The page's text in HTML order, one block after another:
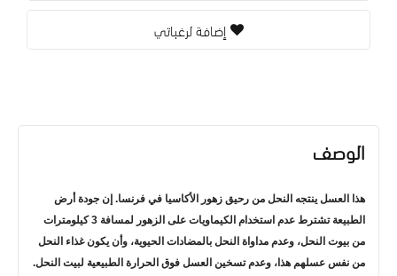
إضافة لرغباتي
الوصف
هذا العسل ينتجه النحل من رحيق زهور الأكاسيا في فرنسا. إن جودة أرض
الطبيعة تشترط عدم استخدام الكيماويات على الزهور لمسافة 3 كيلومترات
من بيوت النحل، وعدم مداواة النحل بالمضادات الحيوية، وأن يكون غذاء النحل
من نفس عسلهم هذا، وعدم تسخين العسل فوق الحرارة الطبيعية لبيت النحل.